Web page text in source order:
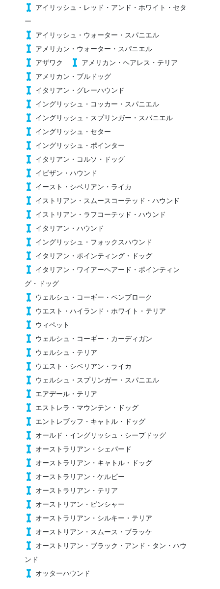
アイリッシュ・レッド・アンド・ホワイト・セタ
ー
アイリッシュ・ウォーター・スパニエル
アメリカン・ウォーター・スパニエル
アザワク
アメリカン・ヘアレス・テリア
アメリカン・ブルドッグ
イタリアン・グレーハウンド
イングリッシュ・コッカー・スパニエル
イングリッシュ・スプリンガー・スパニエル
イングリッシュ・セター
イングリッシュ・ポインター
イタリアン・コルソ・ドッグ
イビザン・ハウンド
イースト・シベリアン・ライカ
イストリアン・スムースコーテッド・ハウンド
イストリアン・ラフコーテッド・ハウンド
イタリアン・ハウンド
イングリッシュ・フォックスハウンド
イタリアン・ポインティング・ドッグ
イタリアン・ワイアーヘアード・ポインティン
グ・ドッグ
ウェルシュ・コーギー・ペンブローク
ウエスト・ハイランド・ホワイト・テリア
ウィペット
ウェルシュ・コーギー・カーディガン
ウェルシュ・テリア
ウエスト・シベリアン・ライカ
ウェルシュ・スプリンガー・スパニエル
エアデール・テリア
エストレラ・マウンテン・ドッグ
エントレブッフ・キャトル・ドッグ
オールド・イングリッシュ・シープドッグ
オーストラリアン・シェパード
オーストラリアン・キャトル・ドッグ
オーストラリアン・ケルピー
オーストラリアン・テリア
オーストリアン・ピンシャー
オーストラリアン・シルキー・テリア
オーストリアン・スムース・ブラッケ
オーストリアン・ブラック・アンド・タン・ハウ
ンド
オッターハウンド